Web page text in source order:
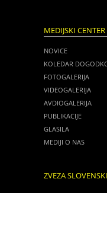
MEDIJSKI CENTER
NOVICE
KOLEDAR
FOTOGALERIJA
VIDEOGALERIJA
AVDIOGALERIJA
PUBLIKACIJE
GLASILA
MEDIJI O NAS
ZVEZA